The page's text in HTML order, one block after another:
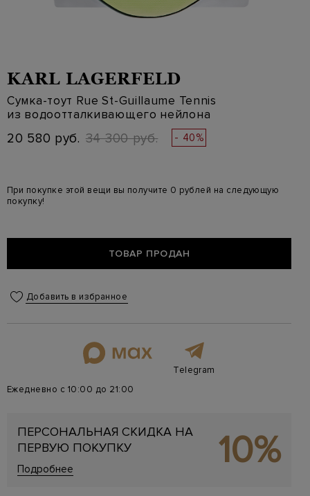
KARL LAGERFELD
Сумка-тоут Rue St-Guillaume Tennis
из водоотталкивающего нейлона
20 580 руб. 34 300 руб. - 40%
При покупке этой вещи вы получите 0 рублей на следующую
покупку!
ТОВАР ПРОДАН
Добавить в избранное
Telegram
Ежедневно с 10:00 до 21:00
ПЕРСОНАЛЬНАЯ СКИДКА НА
ПЕРВУЮ ПОКУПКУ
Подробнее 10%